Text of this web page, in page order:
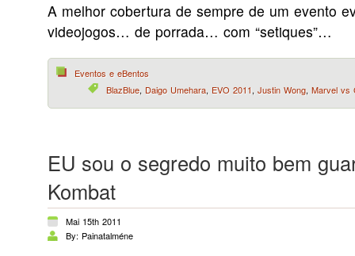
A melhor cobertura de sempre de um evento
videojogos… de porrada… com “setiques”…
Eventos e eBentos
BlazBlue, Daigo Umehara, EVO 2011, Justin Wong, Marvel vs
EU sou o segredo muito bem
Kombat
Mai 15th 2011
By: Painatalméne